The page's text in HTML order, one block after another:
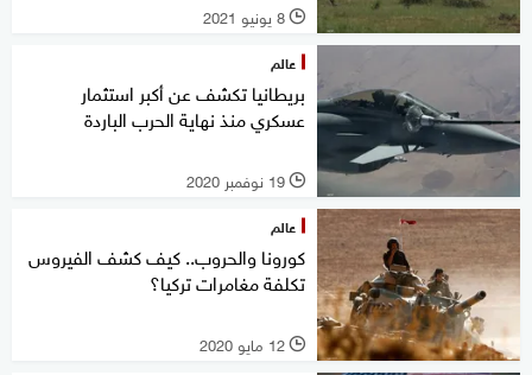
l 8 يونيو 2021
عالم
بريطانيا تكشف عن أكبر استثمار
عسكري منذ نهاية الحرب الباردة
l 19 نوفمبر 2020
عالم
كورونا والحروب.. كيف كشف الفيروس
تكلفة مغامرات تركيا؟
l 12 مايو 2020